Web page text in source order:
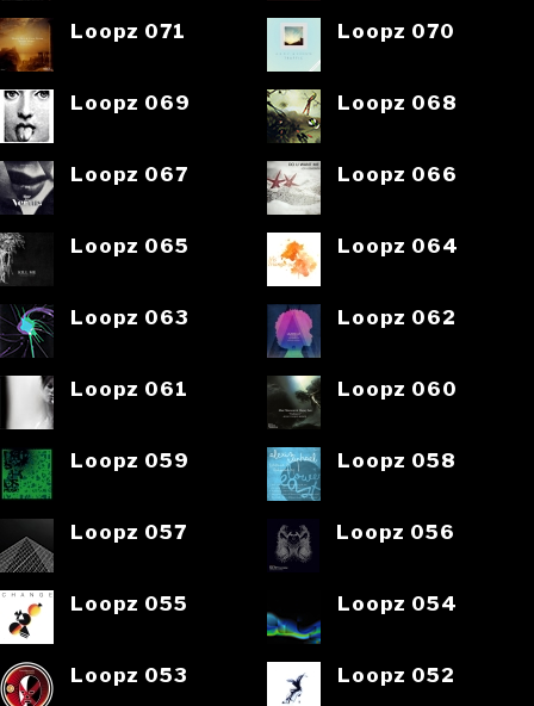
Loopz 071 Loopz 070
Loopz 069 Loopz 068
Loopz 067 Loopz 066
Loopz 065 Loopz 064
Loopz 063 Loopz 062
Loopz 061 Loopz 060
Loopz 059 Loopz 058
Loopz 057 Loopz 056
Loopz 055 Loopz 054
Loopz 053 Loopz 052